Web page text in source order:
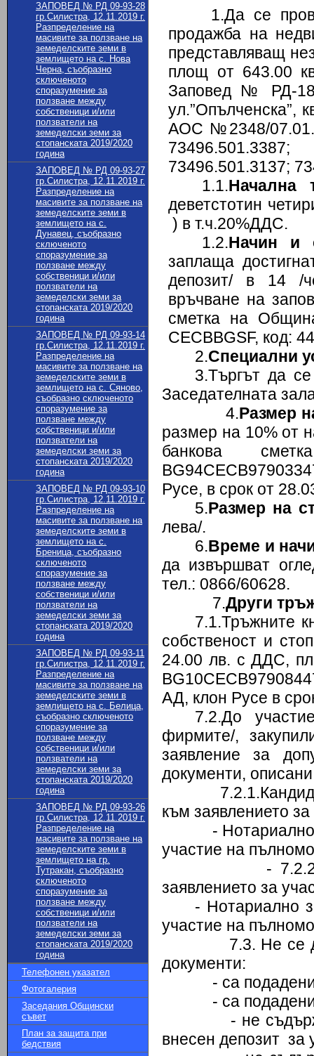
ЗАПОВЕД № РД 09-93-28
гр.Силистра, 12.11.2019 г.
Разпределение на
масивите за ползване на
земеделските земи в
землището на с. Нова
Черна, съобразно
сключеното
споразумение за
ползване между
собственици и/или
ползватели на
земеделски земи за
стопанската 2019/2020
година
ЗАПОВЕД № РД 09-93-27
гр.Силистра, 12.11.2019 г.
Разпределение на
масивите за ползване на
земеделските земи в
землището на с.
Дунавец, съобразно
сключеното
споразумение за
ползване между
собственици и/или
ползватели на
земеделски земи за
стопанската 2019/2020
година
ЗАПОВЕД № РД 09-93-14
гр.Силистра, 12.11.2019 г.
Разпределение на
масивите за ползване на
земеделските земи в
землището на с. Сяново,
съобразно сключеното
споразумение за
ползване между
собственици и/или
ползватели на
земеделски земи за
стопанската 2019/2020
година
ЗАПОВЕД № РД 09-93-10
гр.Силистра, 12.11.2019 г.
Разпределение на
масивите за ползване на
земеделските земи в
землището на с.
Бреница, съобразно
сключеното
споразумение за
ползване между
собственици и/или
ползватели на
земеделски земи за
стопанската 2019/2020
година
ЗАПОВЕД № РД 09-93-11
гр.Силистра, 12.11.2019 г.
Разпределение на
масивите за ползване на
земеделските земи в
землището на с. Белица,
съобразно сключеното
споразумение за
ползване между
собственици и/или
ползватели на
земеделски земи за
стопанската 2019/2020
година
ЗАПОВЕД № РД 09-93-26
гр.Силистра, 12.11.2019 г.
Разпределение на
масивите за ползване на
земеделските земи в
землището на гр.
Тутракан, съобразно
сключеното
споразумение за
ползване между
собственици и/или
ползватели на
земеделски земи за
стопанската 2019/2020
година
Телефонен указател
Фотогалерия
Заседания Общински
съвет
План за защита при
бедствия
1.Да се
продажба на
представляващ
площ от 643.00
Заповед № РД-
ул.”Опълченска”,
АОС №2348/
73496.501.3137;
1.1.Начална
деветстотин
) в т.ч.20%ДДС.
1.2.Начин и
заплаща
депозит/ в 14 /
връчване на
сметка на
CECBBGSF, код:
2.Специални
3.Търгът да
Заседателната
4.Размер
размер на 10% от
банкова
Русе, в срок от
5.Размер на
лева/.
6.Време и
да извършват
тел.: 0866/60628.
7.Други
7.1.Тръжните
собственост и
24.00 лв. с ДДС,
АД, клон Русе в
7.2.До
фирмите/,
заявление за
документи,
към заявлението
- Нотариално
участие на
-
заявлението за
- Нотариално
участие на
7.3. Не се
документи:
- са подадени
- са подадени в
- не съдържат
внесен депозит за